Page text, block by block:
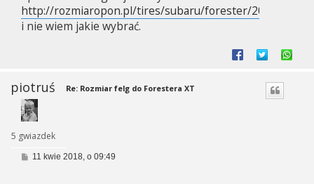
http://rozmiaropon.pl/tires/subaru/forester/2006
i nie wiem jakie wybrać.
piotruś
5 gwiazdek
Re: Rozmiar felg do Forestera XT
P11 kwie 2018, o 09:49